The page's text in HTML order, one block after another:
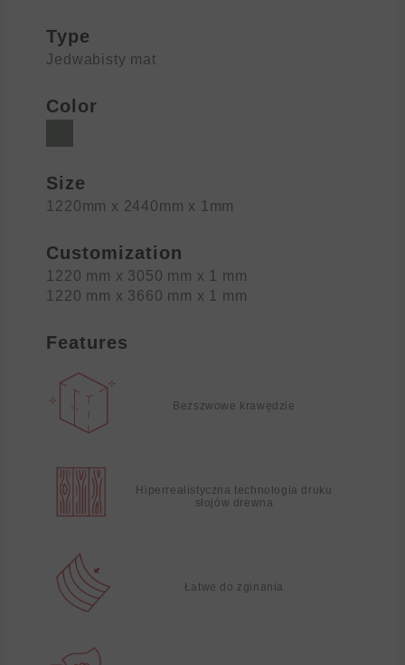
Type
Jedwabisty mat
Color
Size
1220mm x 2440mm x 1mm
Customization
1220 mm x 3050 mm x 1 mm
1220 mm x 3660 mm x 1 mm
Features
Bezszwowe krawędzie
Hiperrealistyczna technologia druku
słojów drewna
Łatwe do zginania